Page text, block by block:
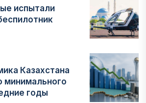
испытали
Казахстана
минимального
годы